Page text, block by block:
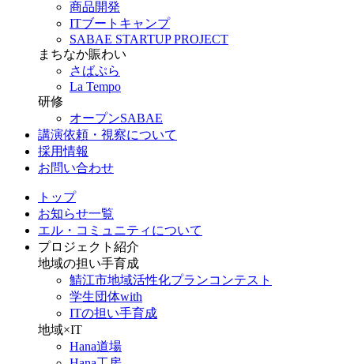
商品開発
ITブートキャンプ
SABAE STARTUP PROJECT
まちなか賑わい
さばぷら
La Tempo
研修
オープンSABAE
講演依頼・視察について
採用情報
お問い合わせ
トップ
お知らせ一覧
エル・コミュニティについて
プロジェクト紹介
地域の担い手育成
鯖江市地域活性化プランコンテスト
学生団体with
ITの担い手育成
地域×IT
Hana道場